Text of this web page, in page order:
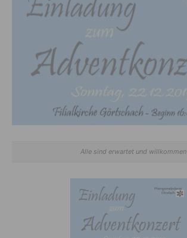
Alle sind erwartet und willkommen